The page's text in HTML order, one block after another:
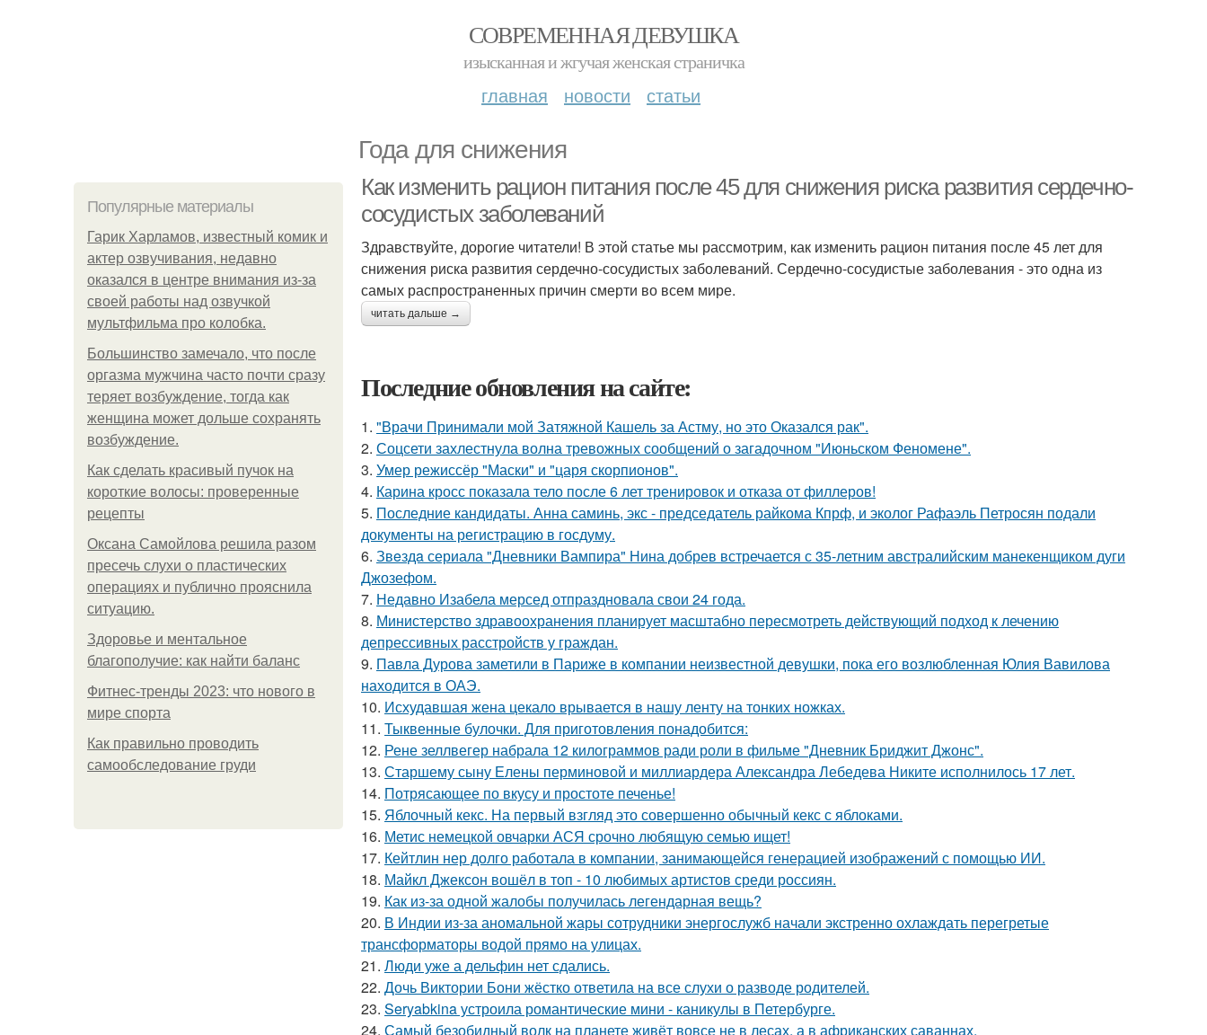
СОВРЕМЕННАЯ ДЕВУШКА
изысканная и жгучая женская страничка
главная новости статьи
Года для снижения
Популярные материалы
Гарик Харламов, известный комик и
актер озвучивания, недавно
оказался в центре внимания из-за
своей работы над озвучкой
мультфильма про колобка.
Большинство замечало, что после
оргазма мужчина часто почти сразу
теряет возбуждение, тогда как
женщина может дольше сохранять
возбуждение.
Как сделать красивый пучок на
короткие волосы: проверенные
рецепты
Оксана Самойлова решила разом
пресечь слухи о пластических
операциях и публично прояснила
ситуацию.
Здоровье и ментальное
благополучие: как найти баланс
Фитнес-тренды 2023: что нового в
мире спорта
Как правильно проводить
самообследование груди
Как изменить рацион питания после 45 для снижения риска развития сердечно-
сосудистых заболеваний
Здравствуйте, дорогие читатели! В этой статье мы рассмотрим, как изменить рацион питания после 45 лет для
снижения риска развития сердечно-сосудистых заболеваний. Сердечно-сосудистые заболевания - это одна из
самых распространенных причин смерти во всем мире.
читать дальше →
Последние обновления на сайте:
1. "Врачи Принимали мой Затяжной Кашель за Астму, но это Оказался рак".
2. Соцсети захлестнула волна тревожных сообщений о загадочном "Июньском Феномене".
3. Умер режиссёр "Маски" и "царя скорпионов".
4. Карина кросс показала тело после 6 лет тренировок и отказа от филлеров!
5. Последние кандидаты. Анна саминь, экс - председатель райкома Кпрф, и эколог Рафаэль Петросян подали
документы на регистрацию в госдуму.
6. Звeздa сериала "Дневники Вампира" Нина добрев встречается с 35-летним австралийским манекенщиком дуги
Джозефом.
7. Недавно Изабела мерсед отпраздновала свои 24 года.
8. Министерство здравоохранения планирует масштабно пересмотреть действующий подход к лечению
депрессивных расстройств у граждан.
9. Павла Дурова заметили в Париже в компании неизвестной девушки, пока его возлюбленная Юлия Вавилова
находится в ОАЭ.
10. Исхудавшая жена цекало врывается в нашу ленту на тонких ножках.
11. Тыквенные булочки. Для приготовления понадобится:
12. Рене зеллвегер набрала 12 килограммов ради роли в фильме "Дневник Бриджит Джонс".
13. Старшему сыну Елены перминовой и миллиардера Александра Лебедева Никите исполнилось 17 лет.
14. Потрясающее по вкусу и простоте печенье!
15. Яблочный кекс. На первый взгляд это совершенно обычный кекс с яблоками.
16. Метис немецкой овчарки АСЯ срочно любящую семью ищет!
17. Кейтлин нер долго работала в компании, занимающейся генерацией изображений с помощью ИИ.
18. Майкл Джексон вошёл в топ - 10 любимых артистов среди россиян.
19. Как из-за одной жалобы получилась легендарная вещь?
20. В Индии из-за аномальной жары сотрудники энергослужб начали экстренно охлаждать перегретые
трансформаторы водой прямо на улицах.
21. Люди уже а дельфин нет сдались.
22. Дочь Виктории Бони жёстко ответила на все слухи о разводе родителей.
23. Seryabkina устроила романтические мини - каникулы в Петербурге.
24. Самый безобидный волк на планете живёт вовсе не в лесах, а в африканских саваннах.